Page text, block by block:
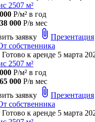
2507 м²
Р/м² в год
000 Р/в мес
заявку attach_file Презентация
собственника
Готово к аренде 5 марта
2507 м²
Р/м² в год
000 Р/в мес
заявку attach_file Презентация
собственника
Готово к аренде 5 марта